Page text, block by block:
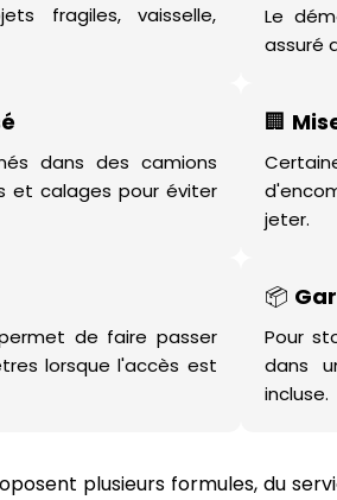
fragiles, vaisselle,
Le
assuré
dans des camions
et calages pour éviter
🏢
jeter.
de faire passer
lorsque l'accès est
📦
Pour
dans
incluse.
plusieurs formules, du